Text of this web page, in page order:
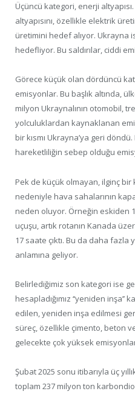
Üçüncü kategori, enerji
altyapısını, özellikle elektrik
üretimini hedef alıyor. Ukrayna
hedefliyor. Bu saldırılar, ciddi
Görece küçük olan dördüncü
emisyonlar. Bu başlık altında,
milyon Ukraynalının otomobil,
yolculuklardan kaynaklanan
bir kısmı Ukrayna’ya geri
hareketliliğin sebep olduğu
Pek de küçük olmayan, ilginç bir
nedeniyle hava sahalarının
neden oluyor. Örneğin eskiden
uçuşu, artık rotanın Kanada
17 saate çıktı. Bu da daha
anlamına geliyor.
Belirlediğimiz son kategori ise
hesapladığımız ‘‘yeniden
edilen, yeniden inşa edilmesi
süreç, özellikle çimento, beton
gelecekte çok yüksek
Şubat 2025 sonu itibarıyla üç
toplam 237 milyon ton